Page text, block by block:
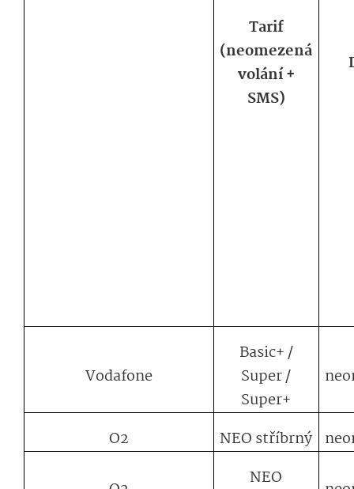
Tarif
(neomezená
volání +
SMS)
Vodafone
Basic+ /
Super /
Super+
O2 NEO stříbrný
NEO